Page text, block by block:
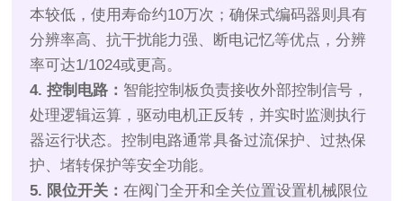
本较低，使用寿命约10万次；确保式编码器则具有
分辨率高、抗干扰能力强、断电记忆等优点，分辨
率可达1/1024或更高。
4. 控制电路： 智能控制板负责接收外部控制信号，
处理逻辑运算，驱动电机正反转，并实时监测执行
器运行状态。控制电路通常具备过流保护、过热保
护、堵转保护等安全功能。
5. 限位开关：在阀门全开和全关位置设置机械限位